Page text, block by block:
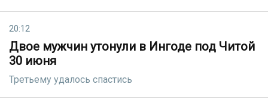
20:12
Двое мужчин утонули в Ингоде под Читой
30 июня
Третьему удалось спастись